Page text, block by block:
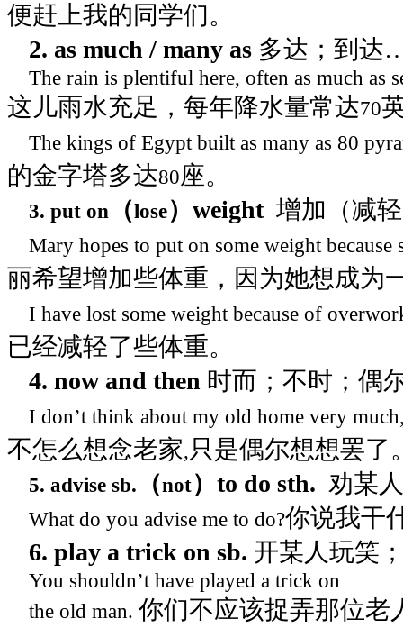
便赶上我的同学们。
2. as much / many as 多达；到
The rain is plentiful here, often as much as
这儿雨水充足，每年降水量常达70
The kings of Egypt built as many as 80
的金字塔多达80座。
3. put on （lose）weight 增加（减
Mary hopes to put on some weight because
丽希望增加些体重，因为她想成为
I have lost some weight because of
已经减轻了些体重。
4. now and then 时而；不时；偶
I don’t think about my old home very
不怎么想念老家, 只是偶尔想想罢了
5. advise sb. （not）to do sth. 劝某
What do you advise me to do?你说我干
6. play a trick on sb. 开某人玩笑
You shouldn’t have played a trick on
the old man. 你们不应该捉弄那位老